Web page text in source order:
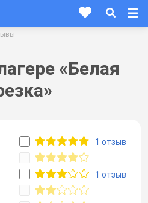
«Белая
1 отзыв
1 отзыв